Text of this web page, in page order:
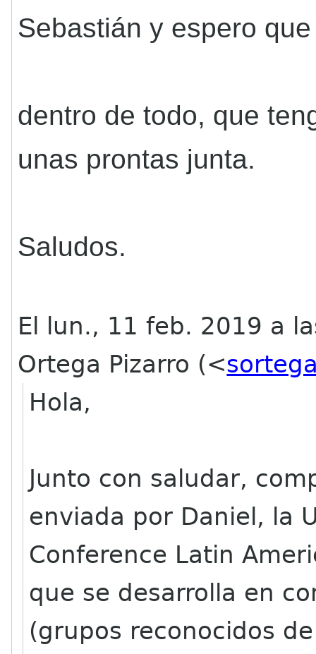
Sebastián y espero
dentro de todo, que
unas prontas junta.
Saludos.
El lun., 11 feb. 2019 a
Ortega Pizarro (<
Hola,
Junto con saludar,
enviada por Daniel, la
Conference Latin
que se desarrolla en
(grupos reconocidos